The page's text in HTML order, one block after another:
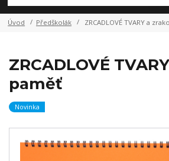
Úvod Předškolák ZRCADLOVÉ TVARY a
ZRCADLOVÉ
paměť
Novinka